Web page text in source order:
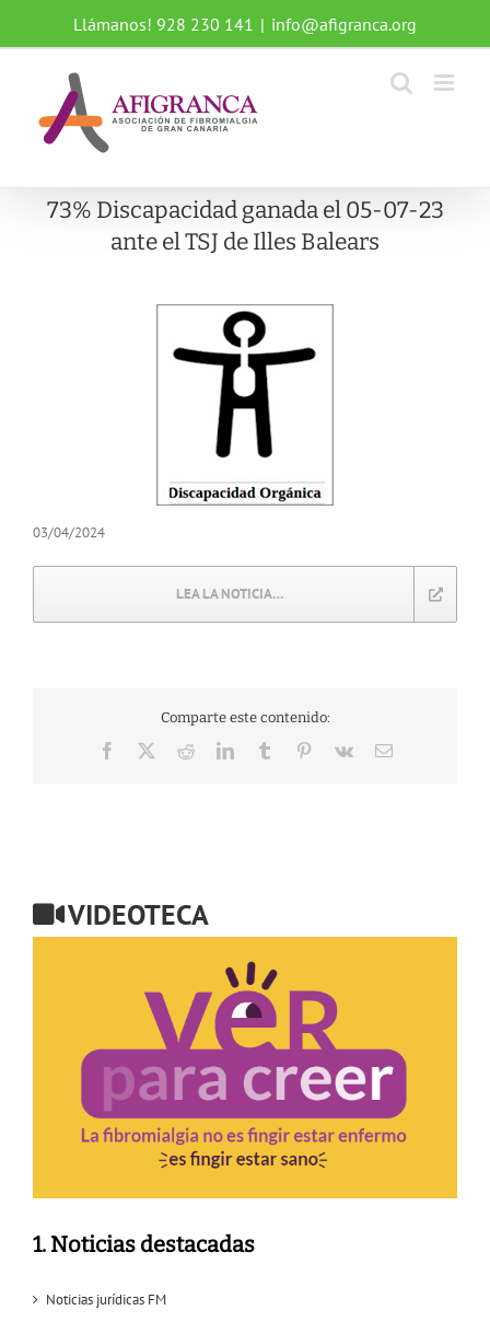
contenido
Llámanos! 928 230 141 | info@afigranca.org
73% Discapacidad ganada el 05-07-23
ante el TSJ de Illes Balears
03/04/2024
LEA LA NOTICIA…
Comparte este contenido:
Facebook RedditLinkedInTumblr Pinterest
Vk
Correo
VIDEOTECA
1. Noticias destacadas
Noticias jurídicas FM